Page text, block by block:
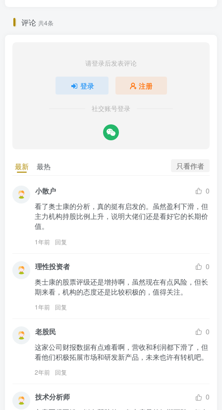
评论 共4条
请登录后发表评论
登录 注册
社交账号登录
最新 最热 只看作者
小散户
0
看了奥士康的分析，真的挺有启发的。虽然盈利下滑，但
主力机构持股比例上升，说明大佬们还是看好它的长期价
值。
1年前 回复
理性投资者
0
奥士康的股票评级还是增持啊，虽然现在有点风险，但长
期来看，机构的态度还是比较积极的，值得关注。
1年前 回复
老股民
0
这家公司财报数据有点难看啊，营收和利润都下滑了，但
看他们积极拓展市场和研发新产品，未来也许有转机吧。
2年前 回复
技术分析师
0